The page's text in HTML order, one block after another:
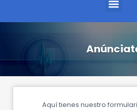
Aquí tienes nuestro